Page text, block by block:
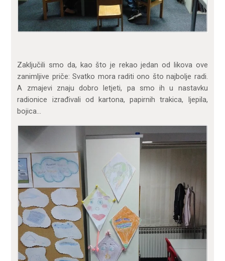
Zaključili smo da, kao što je rekao jedan od likova ove
zanimljive priče: Svatko mora raditi ono što najbolje radi.
A zmajevi znaju dobro letjeti, pa smo ih u nastavku
radionice izrađivali od kartona, papirnih trakica, ljepila,
bojica…